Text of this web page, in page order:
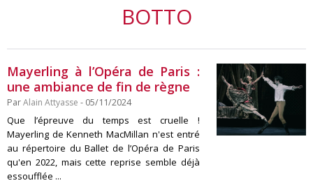
BOTTO
Mayerling à l’Opéra de Paris :
une ambiance de fin de règne
ParAlain Attyasse - 05/11/2024
Que l’épreuve du temps est cruelle !
Mayerling de Kenneth MacMillan n'est entré
au répertoire du Ballet de l’Opéra de Paris
qu'en 2022, mais cette reprise semble déjà
essoufflée ...